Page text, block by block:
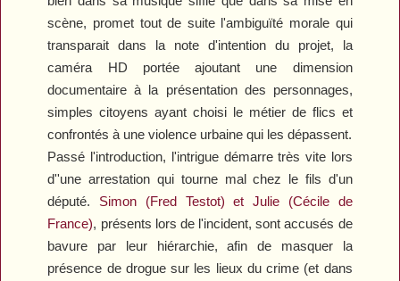
scène, promet tout de suite l'ambiguïté morale qui
transparait dans la note d'intention du projet, la
caméra HD portée ajoutant une dimension
documentaire à la présentation des personnages,
simples citoyens ayant choisi le métier de flics et
confrontés à une violence urbaine qui les dépassent.
Passé l'introduction, l'intrigue démarre très vite lors
d''une arrestation qui tourne mal chez le fils d'un
député. Simon (Fred Testot) et Julie (Cécile de
France), présents lors de l'incident, sont accusés de
bavure par leur hiérarchie, afin de masquer la
présence de drogue sur les lieux du crime (et dans